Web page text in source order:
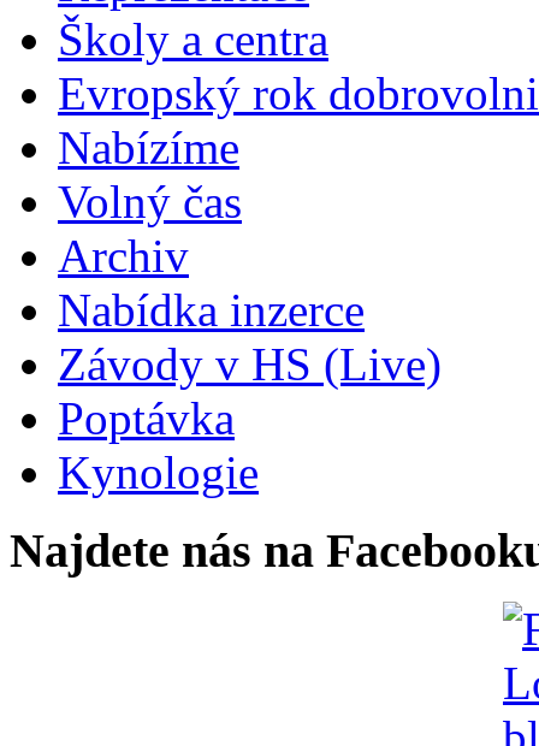
Školy a centra
Evropský rok
Nabízíme
Volný čas
Archiv
Nabídka inzerce
Závody v HS (Live)
Poptávka
Kynologie
Najdete nás na